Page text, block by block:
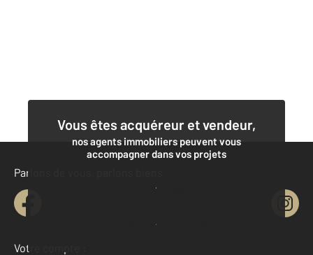
Vous êtes acquéreur et vendeur,
nos agents immobiliers peuvent vous
accompagner dans vos projets
Contacter l'agence
Demander une estimation
Parlons de vous, parlons biens
Votre compte :